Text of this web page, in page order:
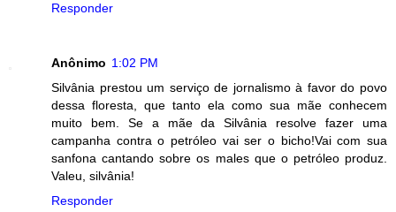
Responder
Anônimo 1:02 PM
Silvânia prestou um serviço de jornalismo à favor do povo
dessa floresta, que tanto ela como sua mãe conhecem
muito bem. Se a mãe da Silvânia resolve fazer uma
campanha contra o petróleo vai ser o bicho!Vai com sua
sanfona cantando sobre os males que o petróleo produz.
Valeu, silvânia!
Responder